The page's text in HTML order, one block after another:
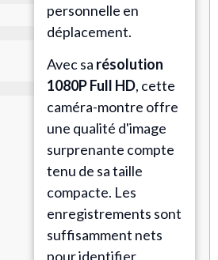
personnelle en
déplacement.
Avec sa résolution
1080P Full HD, cette
caméra-montre offre
une qualité d'image
surprenante compte
tenu de sa taille
compacte. Les
enregistrements sont
suffisamment nets
pour identifier